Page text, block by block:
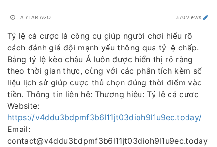
A YEAR AGO 370 views
Tỷ lệ cá cược là công cụ giúp người chơi hiểu rõ
cách đánh giá đội mạnh yếu thông qua tỷ lệ chấp.
Bảng tỷ lệ kèo châu Á luôn được hiển thị rõ ràng
theo thời gian thực, cùng với các phân tích kèm số
liệu lịch sử giúp cược thủ chọn đúng thời điểm vào
tiền. Thông tin liên hệ: Thương hiệu: Tỷ lệ cá cược
Website:
https://v4ddu3bdpmf3b6l11jt03dioh9l1u9ec.today/
Email:
contact@v4ddu3bdpmf3b6l11jt03dioh9l1u9ec.today